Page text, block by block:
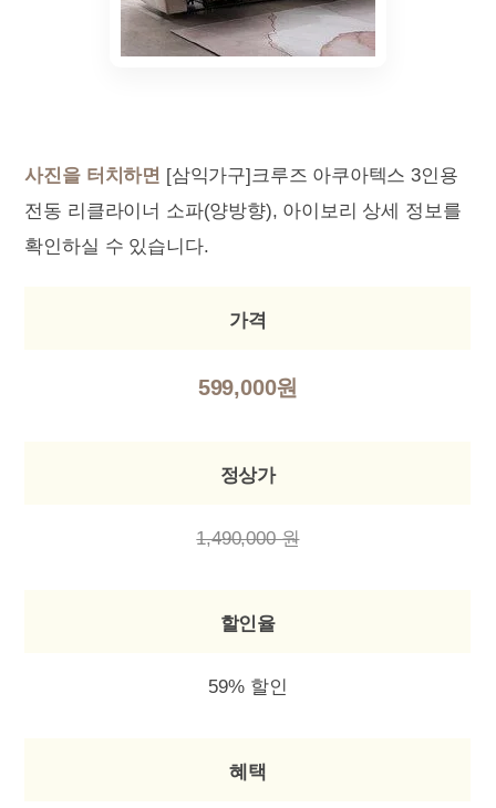
사진을 터치하면 [삼익가구]크루즈 아쿠아텍스 3인용
전동 리클라이너 소파(양방향), 아이보리 상세 정보를
확인하실 수 있습니다.
가격
599,000원
정상가
1,490,000 원
할인율
59% 할인
혜택